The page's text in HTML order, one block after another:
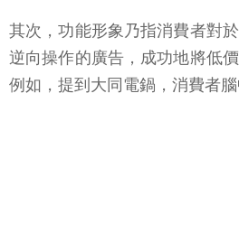
其次，功能形象乃指消費者對
逆向操作的廣告，成功地將低
例如，提到大同電鍋，消費者